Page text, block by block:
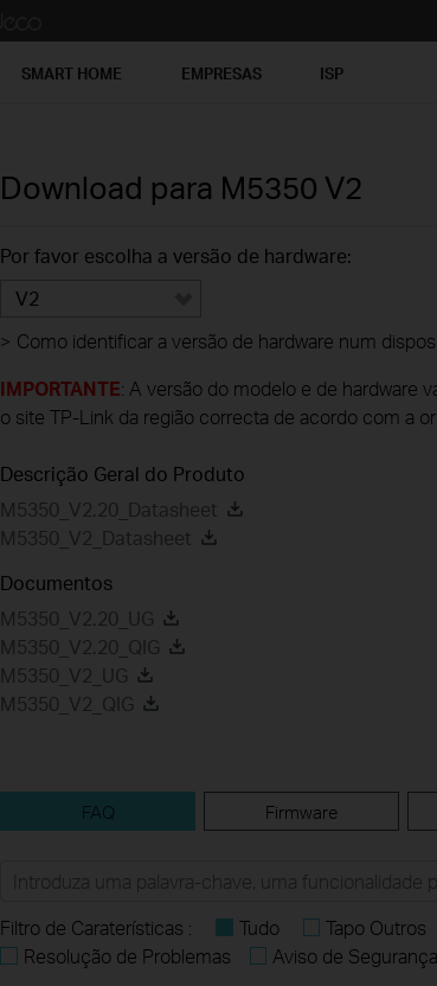
SMART HOME EMPRESAS ISP
Download para M5350 V2
Por favor escolha a versão de hardware:
V2
> Como identificar a versão de hardware num
IMPORTANTE: A versão do modelo e de hardware
o site TP-Link da região correcta de acordo com a
Descrição Geral do Produto
M5350_V2.20_Datasheet
M5350_V2_Datasheet
Documentos
M5350_V2.20_UG
M5350_V2.20_QIG
M5350_V2_UG
M5350_V2_QIG
FAQ Firmware
Filtro de Caraterísticas : Tudo Tapo Outros
Resolução de Problemas
Aviso de Segurança